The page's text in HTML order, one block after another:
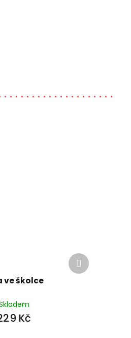
ve školce
Kč
Další
produkt